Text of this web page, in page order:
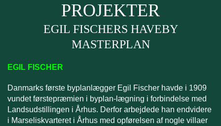
PROJEKTER
EGIL FISCHERS HAVEBY
MASTERPLAN
EGIL FISCHER
Danmarks første byplanlægger Egil Fischer havde i 1909
vundet førstepræmien i byplan-lægning i forbindelse med
Landsudstillingen i Århus. Derfor arbejdede han endvidere
i Marseliskvarteret i Århus med opførelsen af nogle villaer